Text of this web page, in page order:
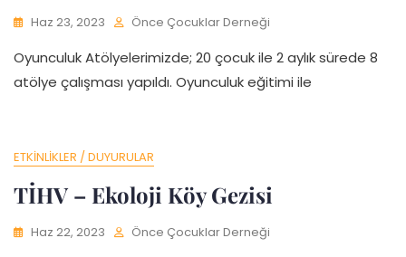
Haz 23, 2023 Önce Çocuklar Derneği
Oyunculuk Atölyelerimizde; 20 çocuk ile 2 aylık sürede 8
atölye çalışması yapıldı. Oyunculuk eğitimi ile
ETKINLIKLER / DUYURULAR
TİHV – Ekoloji Köy Gezisi
Haz 22, 2023 Önce Çocuklar Derneği